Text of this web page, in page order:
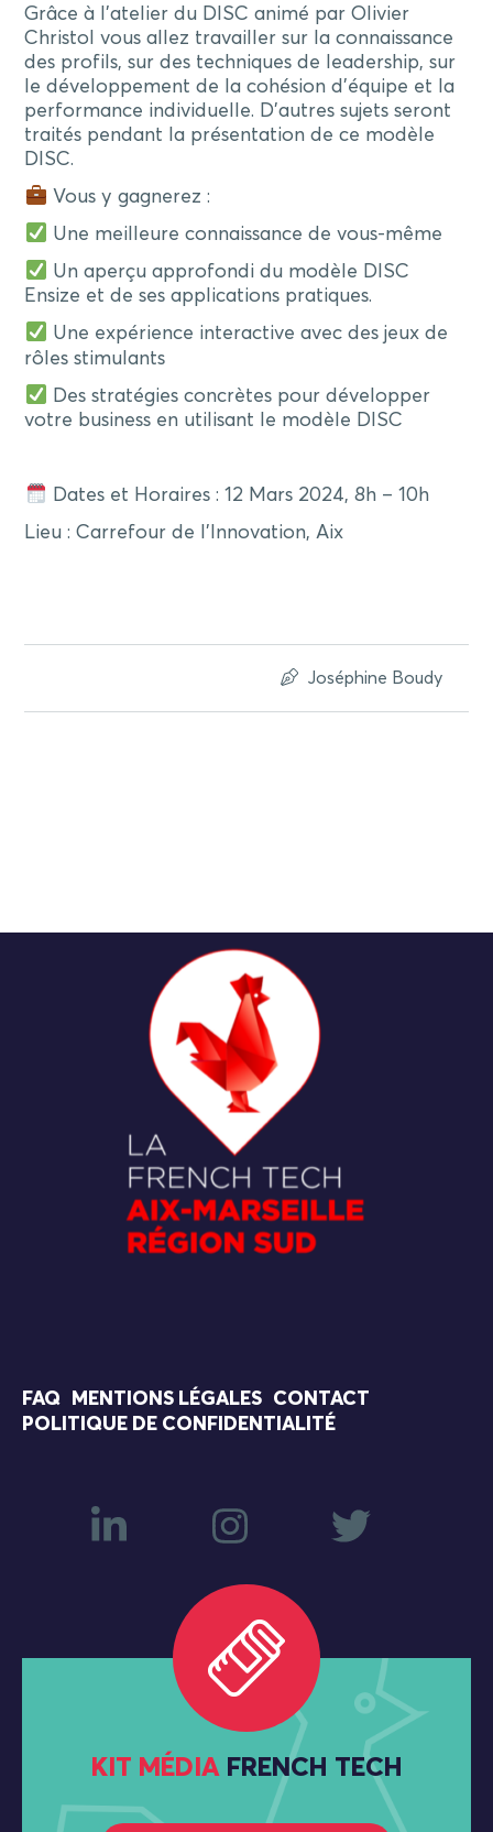
Grâce à l’atelier du DISC animé par Olivier
Christol vous allez travailler sur la connaissance
des profils, sur des techniques de leadership, sur
le développement de la cohésion d’équipe et la
performance individuelle. D’autres sujets seront
traités pendant la présentation de ce modèle
DISC.
Vous y gagnerez :
Une meilleure connaissance de vous-même
Un aperçu approfondi du modèle DISC
Ensize et de ses applications pratiques.
Une expérience interactive avec des jeux de
rôles stimulants
Des stratégies concrètes pour développer
votre business en utilisant le modèle DISC
Dates et Horaires : 12 Mars 2024, 8h – 10h
Lieu : Carrefour de l’Innovation, Aix
Joséphine Boudy
FAQ MENTIONS LÉGALES
CONTACT
POLITIQUE DE CONFIDENTIALITÉ
KIT MÉDIA FRENCH TECH